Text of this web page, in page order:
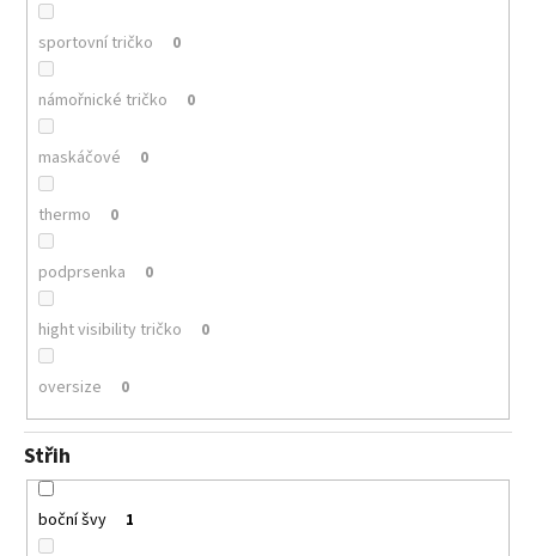
sportovní tričko 0
námořnické tričko 0
maskáčové 0
thermo 0
podprsenka 0
hight visibility tričko 0
oversize 0
Střih
boční švy 1